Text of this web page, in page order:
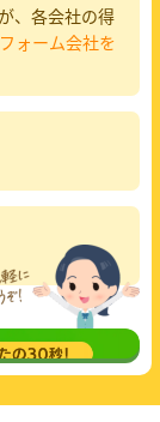
が、各会社の得
ォーム会社を